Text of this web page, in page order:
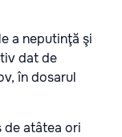
a neputinţă şi
dat de
în dosarul
de atâtea ori